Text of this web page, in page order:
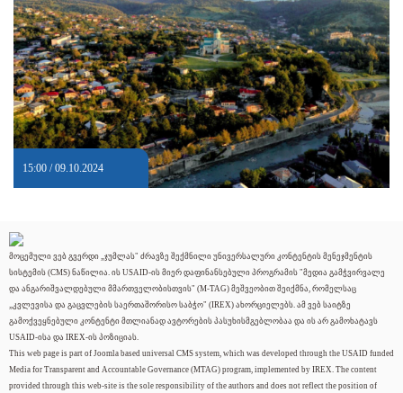
15:00 / 09.10.2024
მოცემული ვებ გვერდი „ჯუმლას" ძრავზე შექმნილი უნივერსალური კონტენტის მენეჯმენტის
სისტემის (CMS) ნაწილია. ის USAID-ის მიერ დაფინანსებული პროგრამის "მედია გამჭვირვალე
და ანგარიშვალდებული მმართველობისთვის" (M-TAG) მეშვეობით შეიქმნა, რომელსაც
„კვლევისა და გაცვლების საერთაშორისო საბჭო" (IREX) ახორციელებს. ამ ვებ საიტზე
გამოქვეყნებული კონტენტი მთლიანად ავტორების პასუხისმგებლობაა და ის არ გამოხატავს
USAID-ისა და IREX-ის პოზიციას.
This web page is part of Joomla based universal CMS system, which was developed through the USAID funded
Media for Transparent and Accountable Governance (MTAG) program, implemented by IREX. The content
provided through this web-site is the sole responsibility of the authors and does not reflect the position of